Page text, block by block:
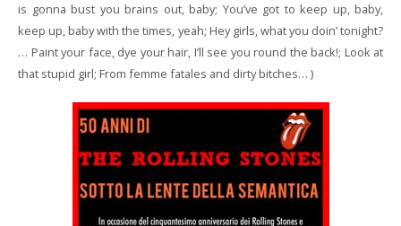
is gonna bust you brains out, baby; You’ve got to keep up, baby,
keep up, baby with the times, yeah; Hey girls, what you doin’ tonight?
… Paint your face, dye your hair, I’ll see you round the back!; Look at
that stupid girl; From femme fatales and dirty bitches… )